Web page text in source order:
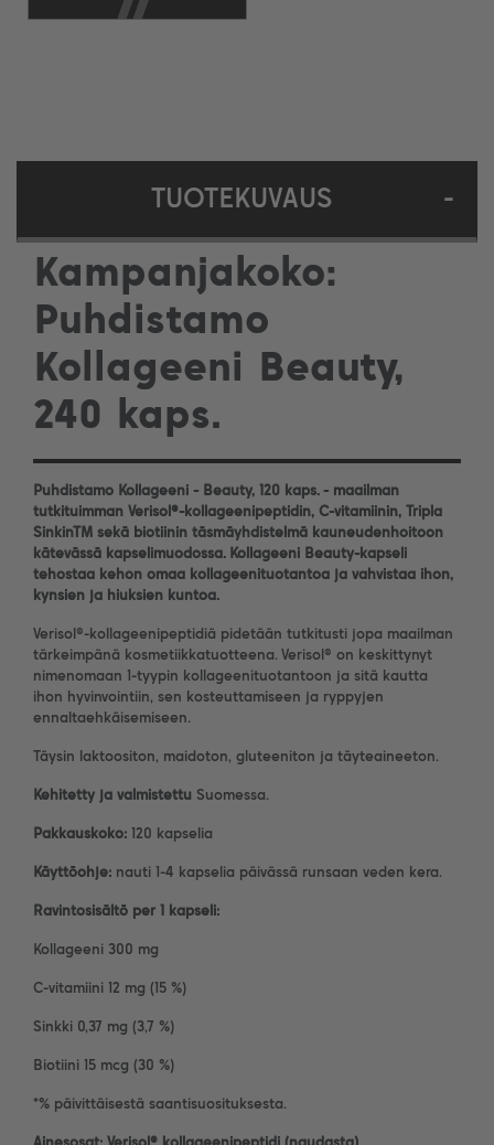
TUOTEKUVAUS -
Kampanjakoko:
Puhdistamo
Kollageeni Beauty,
240 kaps.
Puhdistamo Kollageeni - Beauty, 120 kaps. - maailman
tutkituimman Verisol®-kollageenipeptidin, C-vitamiinin, Tripla
SinkinTM sekä biotiinin täsmäyhdistelmä kauneudenhoitoon
kätevässä kapselimuodossa. Kollageeni Beauty-kapseli
tehostaa kehon omaa kollageenituotantoa ja vahvistaa ihon,
kynsien ja hiuksien kuntoa.
Verisol®-kollageenipeptidiä pidetään tutkitusti jopa maailman
tärkeimpänä kosmetiikkatuotteena. Verisol® on keskittynyt
nimenomaan 1-tyypin kollageenituotantoon ja sitä kautta
ihon hyvinvointiin, sen kosteuttamiseen ja ryppyjen
ennaltaehkäisemiseen.
Täysin laktoositon, maidoton, gluteeniton ja täyteaineeton.
Kehitetty ja valmistettu Suomessa.
Pakkauskoko: 120 kapselia
Käyttöohje: nauti 1-4 kapselia päivässä runsaan veden kera.
Ravintosisältö per 1 kapseli:
Kollageeni 300 mg
C-vitamiini 12 mg (15 %)
Sinkki 0,37 mg (3,7 %)
Biotiini 15 mcg (30 %)
*% päivittäisestä saantisuosituksesta.